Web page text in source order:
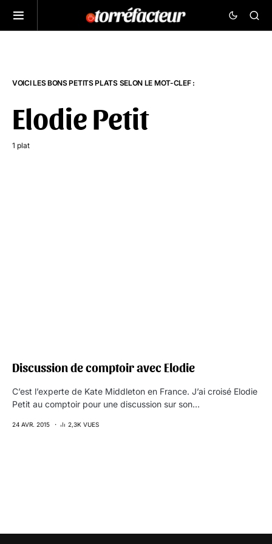
VOICI LES BONS PETITS PLATS SELON LE MOT-CLEF :
Elodie Petit
1 plat
Discussion de comptoir avec Elodie
C’est l’experte de Kate Middleton en France. J’ai croisé Elodie
Petit au comptoir pour une discussion sur son…
24 AVR. 2015 2,3K VUES